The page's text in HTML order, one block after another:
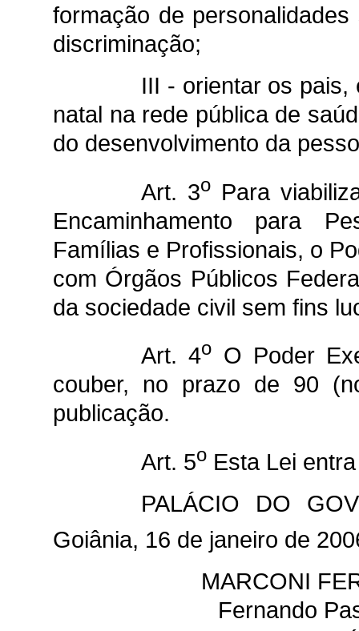
formação de
discriminação;
III - orientar os
natal na rede pública de
do desenvolvimento da
Art. 3o Para
Encaminhamento para
Famílias e Profissionais, o
com Órgãos Públicos
da sociedade civil sem fins
Art. 4o O Poder
couber, no prazo de 90
publicação.
Art. 5o Esta Lei
PALÁCIO DO
Goiânia, 16 de janeiro de
MARCONI
Fernando